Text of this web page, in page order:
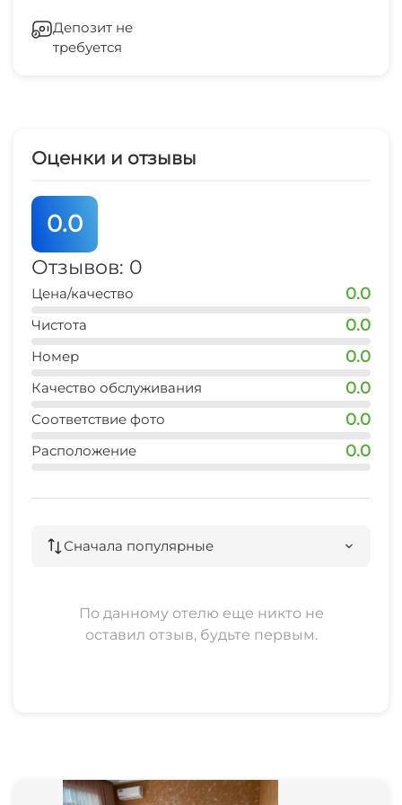
Бассейн под открытым небом
Зеленый двор
Депозит не
требуется
Оценки и отзывы
0.0
Отзывов: 0
Цена/качество 0.0
Чистота 0.0
Номер 0.0
Качество обслуживания 0.0
Соответствие фото 0.0
Расположение 0.0
Сначала популярные
По данному отелю еще никто не
оставил отзыв, будьте первым.